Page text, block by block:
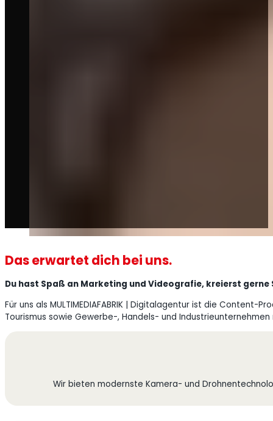
Das erwartet dich bei uns.
Du hast Spaß an Marketing und Videografie, kreierst
Für uns als MULTIMEDIAFABRIK | Digitalagentur ist die
Tourismus sowie Gewerbe-, Handels- und
Wir bieten modernste Kamera- und